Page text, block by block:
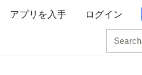
アプリを入手 ログイン
Search